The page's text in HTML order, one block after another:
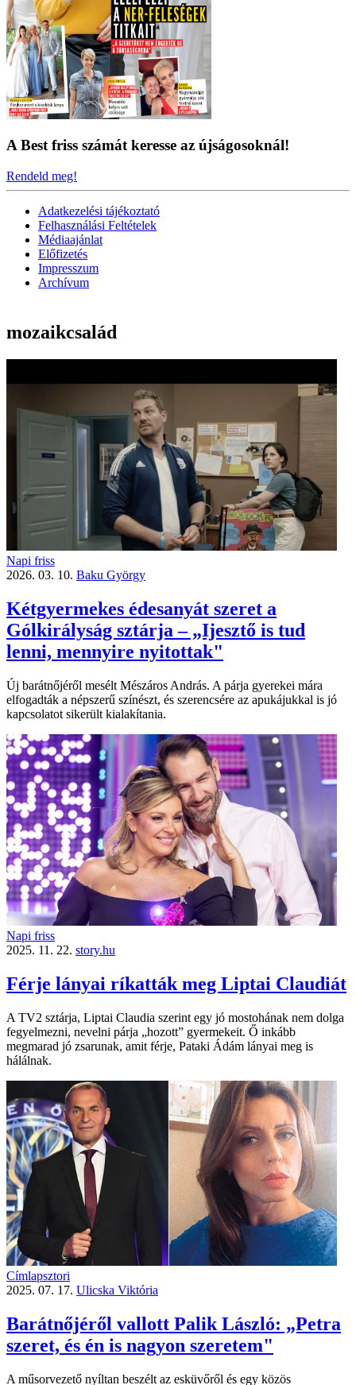
A Best friss számát keresse az újságosoknál!
Rendeld meg!
Adatkezelési tájékoztató
Felhasználási Feltételek
Médiaajánlat
Előfizetés
Impresszum
Archívum
mozaikcsalád
Napi friss
2026. 03. 10. Baku György
Kétgyermekes édesanyát szeret a
Gólkirályság sztárja – „Ijesztő is tud
lenni, mennyire nyitottak"
Új barátnőjéről mesélt Mészáros András. A párja gyerekei mára
elfogadták a népszerű színészt, és szerencsére az apukájukkal is jó
kapcsolatot sikerült kialakítania.
Napi friss
2025. 11. 22. story.hu
Férje lányai ríkatták meg Liptai Claudiát
A TV2 sztárja, Liptai Claudia szerint egy jó mostohának nem dolga
fegyelmezni, nevelni párja „hozott” gyermekeit. Ő inkább
megmarad jó zsarunak, amit férje, Pataki Ádám lányai meg is
hálálnak.
Címlapsztori
2025. 07. 17. Ulicska Viktória
Barátnőjéről vallott Palik László: „Petra
szeret, és én is nagyon szeretem"
A műsorvezető nyíltan beszélt az esküvőről és egy közös